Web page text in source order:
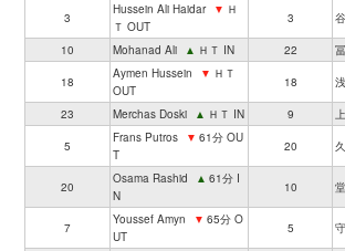
3
Hussein Ali Haidar ▼ Ｈ
Ｔ OUT
3
10 Mohanad Ali ▲ ＨＴ IN 22
18
Aymen Hussein ▼ ＨＴ
OUT
18
23 Merchas Doski ▲ ＨＴ IN 9
5
Frans Putros ▼ 61分 OU
T
20
20
Osama Rashid ▲ 61分 I
N
10
7
Youssef Amyn ▼ 65分 O
UT
5